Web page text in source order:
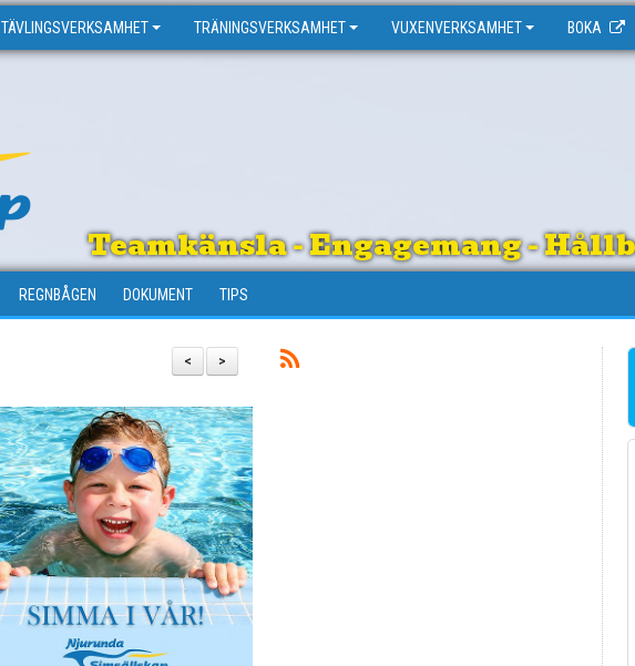
TÄVLINGSVERKSAMHET TRÄNINGSVERKSAMHET VUXENVERKSAMHET BOKA
Teamkänsla - Engagemang -
REGNBÅGEN DOKUMENT TIPS
>
<